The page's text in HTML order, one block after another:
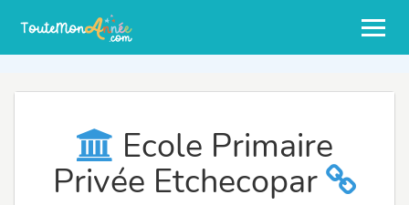
Ecole Primaire
Privée Etchecopar